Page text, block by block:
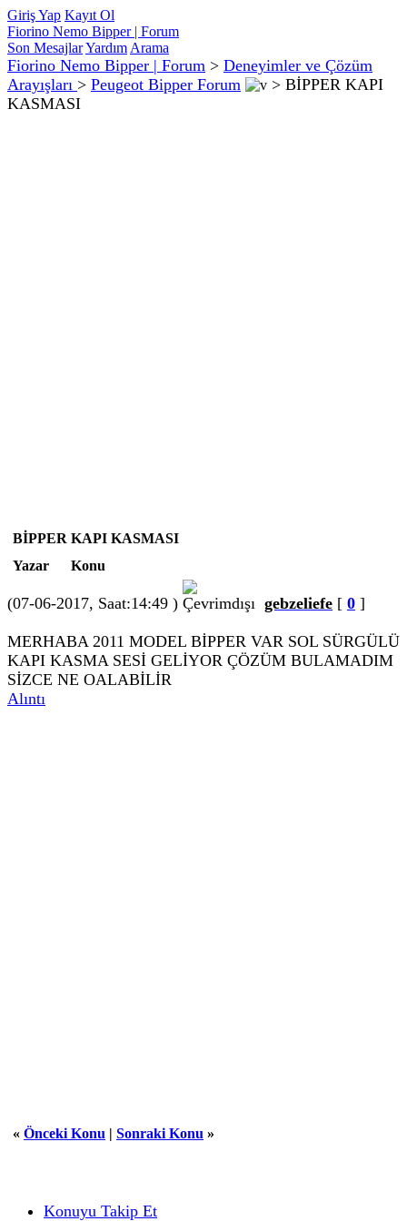
Giriş Yap Kayıt Ol
Fiorino Nemo Bipper | Forum
Son MesajlarYardım Arama
Fiorino Nemo Bipper | Forum > Deneyimler ve Çözüm
Arayışları > Peugeot Bipper Forum > BİPPER KAPI
KASMASI
BİPPER KAPI KASMASI
Yazar
Konu
(07-06-2017, Saat:14:49 ) gebzeliefe [ 0 ]
MERHABA 2011 MODEL BİPPER VAR SOL SÜRGÜLÜ
KAPI KASMA SESİ GELİYOR ÇÖZÜM BULAMADIM
SİZCE NE OALABİLİR
Alıntı
« Önceki Konu | Sonraki Konu »
Konuyu Takip Et